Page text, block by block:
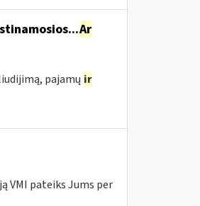
Ar
pajamų ir
VMI pateiks Jums per